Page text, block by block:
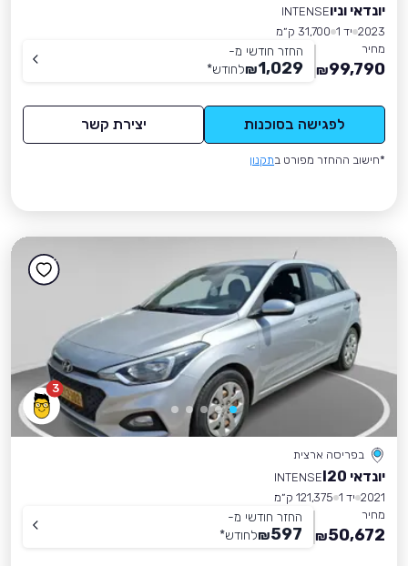
יונדאי וניוINTENSE
2023 יד 1
31,700 ק״מ
מחיר
99,790
₪
החזר חודשי מ-
1,029
₪לחודש*
לפגישה בסוכנות יצירת קשר
*חישוב ההחזר מפורט בתקנון
3
בפריסה ארצית
יונדאי I20
INTENSE
2021 יד 1
121,375 ק״מ
מחיר
50,672
₪
החזר חודשי מ-
597
₪לחודש*